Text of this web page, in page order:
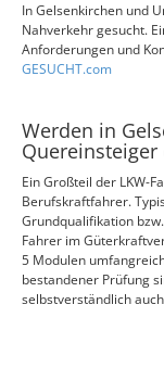
In Gelsenkirchen und
Nahverkehr gesucht.
Anforderungen und
GESUCHT.com
Werden in
Quereinsteiger
Ein Großteil der LKW-
Berufskraftfahrer.
Grundqualifikation
Fahrer im
5 Modulen
bestandener Prüfung
selbstverständlich